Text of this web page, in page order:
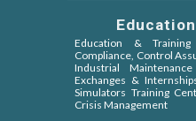
Education & Training
Compliance, Control
Industrial
Exchanges &
Simulators Training
Crisis Management